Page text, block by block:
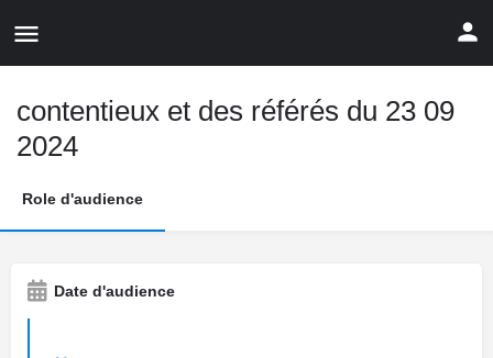
contentieux et des référés du 23 09
2024
Role d'audience
Date d'audience